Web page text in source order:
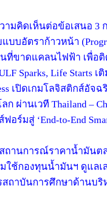
ามคิดเห็นต่อข้อเสนอ 3
บบอัตราก้าวหน้า
ที่ขาดแคลนไฟฟ้า เพื่อ
Sparks, Life Starts
เปิดเกมโลจิสติกส์อัจ
ผ่านเวที Thailand –
อร์มสู่ ‘End-to-End
ถานการณ์ราคาน้ำมันต
ใช้กองทุนน้ำมันฯ ดูแล
ถาบันการศึกษาด้านบริ